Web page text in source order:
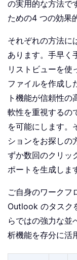
の実用的な方法で
ための4 つの効果
それぞれの方法に
あります。手早く
リストビューを使
ファイルを作成し
ト機能が信頼性
軟性を重視するの
を可能にします。
ションをお探し
ずか数回のクリッ
ポートを生成しま
ご自身のワークフ
Outlook のタスク
らではの強力な並
析機能を存分に活